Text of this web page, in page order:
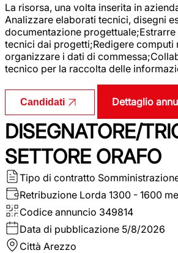
La risorsa, una volta inserita in
Analizzare elaborati tecnici, disegni
documentazione
tecnici dai progetti;Redigere computi
organizzare i dati di
tecnico per la raccolta delle
Candidati Dettaglio
DISEGNATORE/
SETTORE ORAFO
Tipo di contratto
Retribuzione Lorda 1300 - 1600
Codice annuncio 349814
Data di pubblicazione 5/8/2026
Città Arezzo